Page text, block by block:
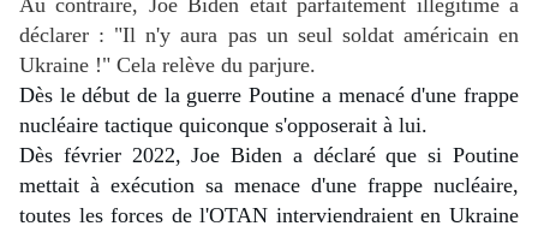
Au contraire, Joe Biden était parfaitement illégitime à
déclarer : "Il n'y aura pas un seul soldat américain en
Ukraine !" Cela relève du parjure.
Dès le début de la guerre Poutine a menacé d'une frappe
nucléaire tactique quiconque s'opposerait à lui.
Dès février 2022, Joe Biden a déclaré que si Poutine
mettait à exécution sa menace d'une frappe nucléaire,
toutes les forces de l'OTAN interviendraient en Ukraine